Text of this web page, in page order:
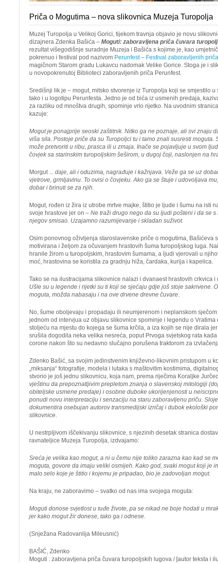
Priča o Mogutima – nova slikovnica Muzeja Turopolja
Muzej Turopolja u Velikoj Gorici, tijekom travnja objavio je novu
dizajnera Zdenka Bašića – Moguti: zaboravljena priča čuvara
rezultat višegodišnje suradnje Muzeja i Bašića s kojime je, kao
pokrenuo i festival pod nazivom Perunfest – Festival zaboravljenih
magičnom Starom gradu Lukavcu nadomak Velike Gorice. Stoga je i
u novopokrenutoj Biblioteci zaboravljenih priča Perunfest.
Središnji lik je – mogut, mitsko stvorenje iz Turopolja koji se smjestilo u
tako i u logotipu Perunfesta. Jedno je od bića iz usmenih predaja,
za razliku od mnoštva drugih, spominje vrlo rijetko. Na uvodnim
kazuje:
Mogut je ponajprije seoski zaštitnik. Nitko ga ne poznaje, ali svi znaju
viša sila. Postoje priče da su Turopoljci tu i tamo znali susresti moguta.
može pretvoriti u ribu, prasca ili u zmaja. Inače se pojavljuje u svom
čovjek sa starinskim turopoljskim šeširom, u dugoj čoji, naslonjen na
Morgut ... daje, ali i oduzima, nagrađuje i kažnjava. Veže ga se uz
vjetrove, grmljavinu. To ovisi o čovjeku. Ako ga se štuje i udovoljava
dobar i brinuti se za njih.
Mogut, rođen iz žira iz utrobe mrtve majke, štitio je ljude i šumu na isti
svoje hrastove jer on – Ne traži drugo nego da su ljudi pošteni i da se
njegov smisao. Uzajamno razumijevanje i skladan suživot.
Osim ponovnog oživljenja staroslavenske priče o mogutima, Bašićeva
motivirana i željom za očuvanjem hrastovih šuma turopoljskog luga.
hranile žirom u turopoljskim, hrastovim šumama, a ljudi vjerovali u
moć, hrastovina se koristila za gradnju hiža, čardaka, kurija i kapelica.
Tako se na ilustracijama slikovnice nalazi i dvanaest hrastovih crkvica
Ušle su u legende i rijetki su ti koji se sjećaju gdje još stoje sakrivene.
moguta, možda nabasaju i na ove drvene drevne čuvare.
No, šume oboljevaju i propadaju ili neumjerenom i neplanskom
jednom od intervjua uz objavu slikovnice spominje i legendu o Vratima
stoljeću na mjestu do kojega se šuma krčila, a iza kojih se nije dirala
srušila dogodila neka velika nesreća, poput Prvoga svjetskog rata
corone nakon što su nedavno slučajno porušena traktorom za
Zdenko Bašić, sa svojim jedinstvenim književno-likovnim pristupom u
„miksanja“ fotografije, modela i lutaka s maštovitim kostimima,
stvorio je još jednu slikovnicu, koja nam, prema riječima Koraljke
vještinu da prepoznatljivim prepletom znanja o slavenskoj mitologiji
obiteljske usmene predaje) i osobne duboke ukorijenjenosti u
ponudi novu interpretaciju i senzaciju na staru zaboravljenu priču.
dokumentira osebujan autorov transmedijski izričaj i dubok ekološki
slikovnice.
U nestrpljivom iščekivanju slikovnice, s njezinih desetak stranica
ravnateljice Muzeja Turopolja, izdvajamo:
Sreća je velika kao mogut, a ni u čemu nije toliko zarazna kao kad se
moguta, govore da imaju veliki osmijeh. Kako god, svaki mogut koji je
malo selo koje je štitio i kojemu je pripadao, bio je zadovoljan mogut.
Na kraju, ne zaboravimo – svatko od nas ima svojega moguta:
Moguti donose svjetlost u tuđe živote, pa se nikad ne boje hodati u
jer kako mogut žir donese, tako ga i odnese.
(Snježana Radovanlija Mileusnić)
BAŠIĆ, Zdenko
Moguti : zaboravljena priča čuvara turopoljskih lugova / [autor teksta i